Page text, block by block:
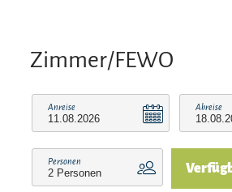
Card. Sie haben dadurch die
zusätzlich zu unseren eigenen
weitere kostenlose Leistungen
z.B. freien Eintritt im Freibad
Waldschwimmbad Kössen
der Seepromenade am
Zimmer/FEWO
Anreise Abreise
Personen